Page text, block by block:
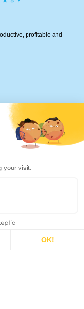
profitable and
your visit.
OK!